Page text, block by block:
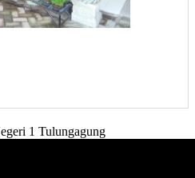
1 Tulungagung